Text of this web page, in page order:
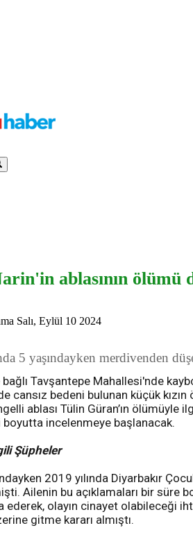
ablasının ölümü
Salı, Eylül 10 2024
5 yaşındayken merdivenden
bağlı Tavşantepe Mahallesi'nde
bedeni bulunan küçük kızın
ablası Tülin Güran’ın
incelenmeye başlanacak.
Şüpheler
2019 yılında Diyarbakır
Ailenin bu açıklamaları bir süre
olayın cinayet olabileceği
gitme kararı almıştı.